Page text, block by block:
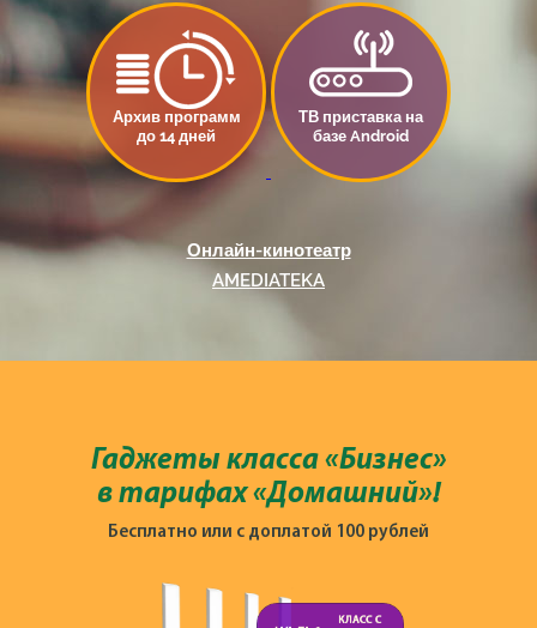
Архив программ
до 14 дней
ТВ приставка на
базе Android
Онлайн-кинотеатр
AMEDIATEKA
Гаджеты класса «Бизнес»
в тарифах «Домашний»!
Бесплатно или с доплатой 100 рублей